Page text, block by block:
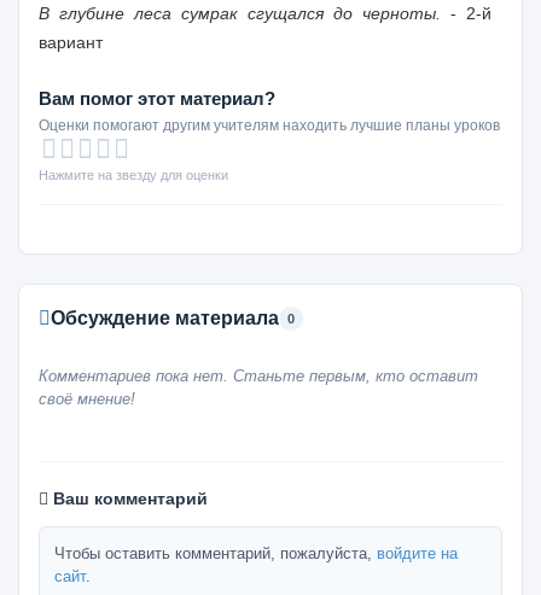
В глубине леса сумрак сгущался до черноты.
- 2-й
вариант
Вам помог этот материал?
Оценки помогают другим учителям находить лучшие планы уроков
Нажмите на звезду для оценки
Обсуждение материала 0
Комментариев пока нет. Станьте первым, кто оставит
своё мнение!
Ваш комментарий
Чтобы оставить комментарий, пожалуйста, войдите на
сайт.